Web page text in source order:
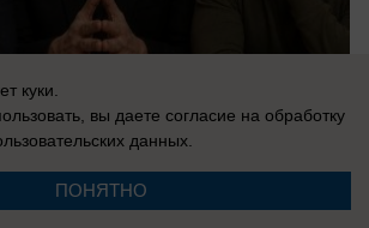
куки.
вы даете согласие на обработку
данных.
ПОНЯТНО